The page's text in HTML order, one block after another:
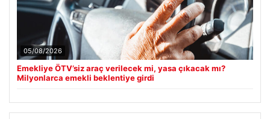
05/08/2026
Emekliye ÖTV’siz araç verilecek mi, yasa çıkacak mı?
Milyonlarca emekli beklentiye girdi